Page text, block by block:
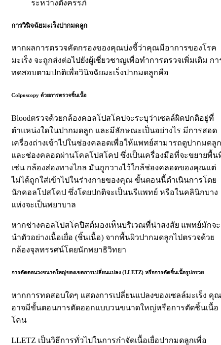
ระหว่างตั้งครรภ์
การวินิจฉัยมะเร็งปากมดลูก
หากผลการตรวจคัดกรองของคุณบ่งชี้ว่าคุณมีอาการของโรค
มะเร็ง จะถูกส่งต่อไปยังผู้เชี่ยวชาญเพื่อทำการตรวจเพิ่มเติม กา
ทดสอบตามปกติเพื่อวินิจฉัยมะเร็งปากมดลูกคือ
Colposcopy ด้วยการตรวจชิ้นเนื้อ
Bloodตรวจด้วยกล้องคอลโปสโคปจะระบุว่าเซลล์ผิดปกติอยู่ที่
ตำแหน่งใดในปากมดลูก และมีลักษณะเป็นอย่างไร มีการสอด
เครื่องถ่างเข้าไปในช่องคลอดเพื่อให้แพทย์สามารถดูปากมดลูก
และช่องคลอดผ่านโคลโปสโคป ซึ่งเป็นเครื่องมือที่จะขยายพื้น
เช่น กล้องส่องทางไกล มันถูกวางไว้ใกล้ช่องคลอดของคุณแต่
ไม่ได้ถูกใส่เข้าไปในร่างกายของคุณ ขั้นตอนนี้ดำเนินการโดย
นักคอลโปสโคป ซึ่งโดยปกติจะเป็นนรีแพทย์ หรือในคลินิกบาง
แห่งจะเป็นพยาบาล
หากช่างคอลโปสโคปิสต์มองเห็นบริเวณที่น่าสงสัย แพทย์มักจะ
นำตัวอย่างเนื้อเยื่อ (ชิ้นเนื้อ) จากพื้นผิวปากมดลูกไปตรวจด้วย
กล้องจุลทรรศน์โดยนักพยาธิวิทยา
การตัดตอนวงขนาดใหญ่ของเขตการเปลี่ยนแปลง (LLETZ) หรือการตัดชิ้นเนื้อรูปกรวย
หากการทดสอบใดๆ แสดงการเปลี่ยนแปลงของเซลล์มะเร็ง คุณ
อาจมีขั้นตอนการตัดออกแบบวนขนาดใหญ่หรือการตัดชิ้นเนื้อ
โคน
LLETZ เป็นวิธีการทั่วไปในการกำจัดเนื้อเยื่อปากมดลูกเพื่อ